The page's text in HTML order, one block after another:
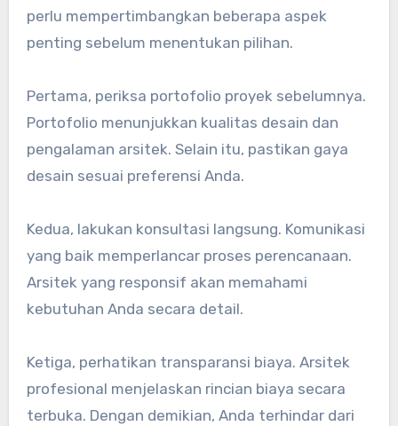
perlu mempertimbangkan beberapa aspek
penting sebelum menentukan pilihan.
Pertama, periksa portofolio proyek sebelumnya.
Portofolio menunjukkan kualitas desain dan
pengalaman arsitek. Selain itu, pastikan gaya
desain sesuai preferensi Anda.
Kedua, lakukan konsultasi langsung. Komunikasi
yang baik memperlancar proses perencanaan.
Arsitek yang responsif akan memahami
kebutuhan Anda secara detail.
Ketiga, perhatikan transparansi biaya. Arsitek
profesional menjelaskan rincian biaya secara
terbuka. Dengan demikian, Anda terhindar dari